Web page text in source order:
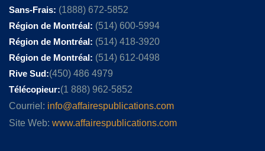
Sans-Frais: (1888) 672-5852
Région de Montréal: (514) 600-5994
Région de Montréal: (514) 418-3920
Région de Montréal: (514) 612-0498
Rive Sud:(450) 486 4979
Télécopieur:(1 888) 962-5852
Courriel: info@affairespublications.com
Site Web: www.affairespublications.com